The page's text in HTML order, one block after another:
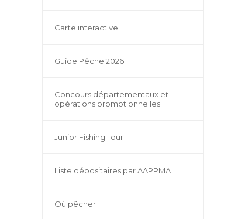
Carte interactive
Guide Pêche 2026
Concours départementaux et
opérations promotionnelles
Junior Fishing Tour
Liste dépositaires par AAPPMA
Où pêcher